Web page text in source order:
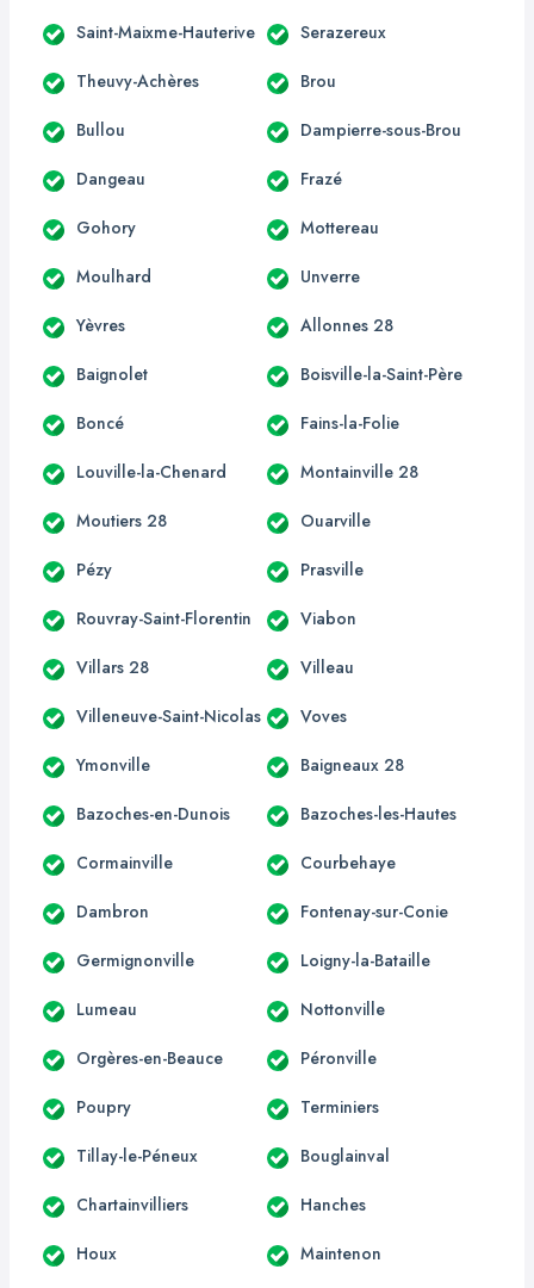
Saint-Maixme-Hauterive Serazereux
Theuvy-Achères Brou
Bullou Dampierre-sous-Brou
Dangeau Frazé
Gohory Mottereau
Moulhard Unverre
Yèvres Allonnes 28
Baignolet Boisville-la-Saint-Père
Boncé Fains-la-Folie
Louville-la-Chenard Montainville 28
Moutiers 28 Ouarville
Pézy Prasville
Rouvray-Saint-Florentin Viabon
Villars 28 Villeau
Villeneuve-Saint-Nicolas Voves
Ymonville Baigneaux 28
Bazoches-en-Dunois Bazoches-les-Hautes
Cormainville Courbehaye
Dambron Fontenay-sur-Conie
Germignonville Loigny-la-Bataille
Lumeau Nottonville
Orgères-en-Beauce Péronville
Poupry Terminiers
Tillay-le-Péneux Bouglainval
Chartainvilliers Hanches
Houx Maintenon